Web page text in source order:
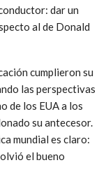
dar un
al de Donald
cumplieron su
las perspectivas
de los EUA a los
su antecesor.
mundial es claro:
el bueno